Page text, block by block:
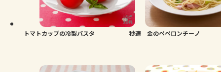
トマトカップの冷製パスタ 秒速 金のペペロンチーノ